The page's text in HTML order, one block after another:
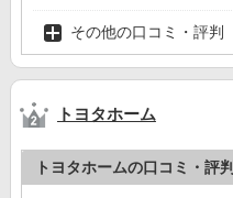
その他の口コミ・評判
トヨタホーム
トヨタホームの口コミ・評判